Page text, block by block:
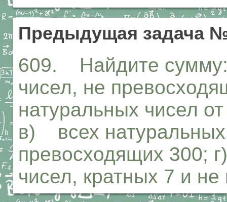
Предыдущая задача
609. Найдите
чисел, не
натуральных чисел
в) всех натуральных
превосходящих 300;
чисел, кратных 7 и